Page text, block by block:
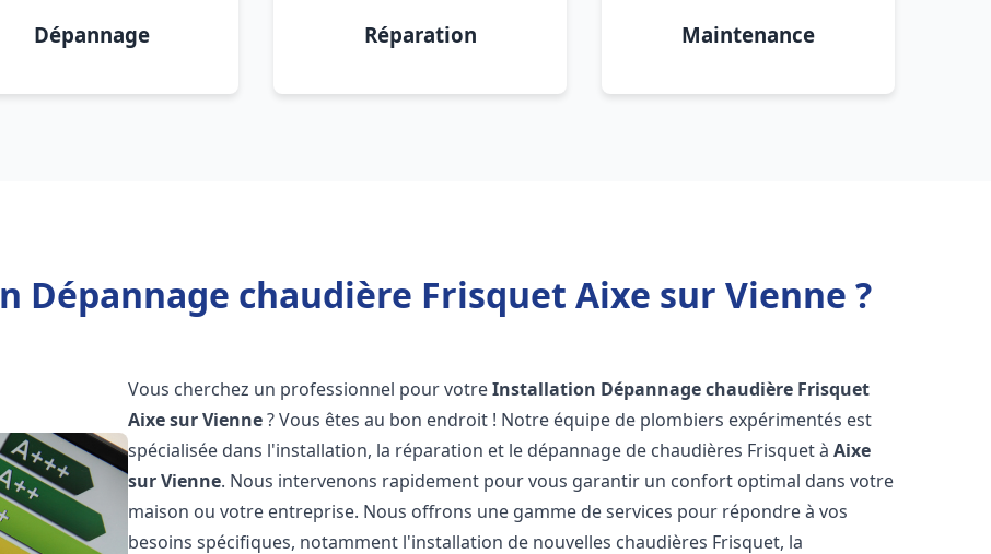
Dépannage Réparation Maintenance
Dépannage chaudière Frisquet Aixe sur Vienne ?
Vous cherchez un professionnel pour votreInstallation Dépannage chaudière Frisquet
Aixe sur Vienne? Vous êtes au bon endroit ! Notre équipe de plombiers expérimentés est
spécialisée dans l'installation, la réparation et le dépannage de chaudières Frisquet àAixe
sur Vienne. Nous intervenons rapidement pour vous garantir un confort optimal dans votre
maison ou votre entreprise. Nous offrons une gamme de services pour répondre à vos
besoins spécifiques, notamment l'installation de nouvelles chaudières Frisquet, la